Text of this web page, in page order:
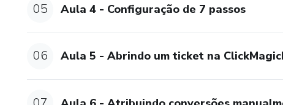
05 Aula 4 - Configuração de 7 passos
06 Aula 5 - Abrindo um ticket na